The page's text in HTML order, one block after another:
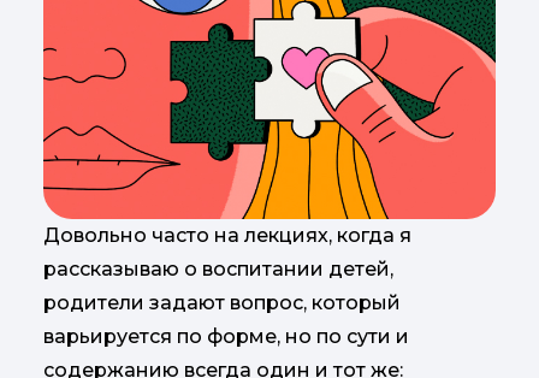
Довольно часто на лекциях, когда я
рассказываю о воспитании детей,
родители задают вопрос, который
варьируется по форме, но по сути и
содержанию всегда один и тот же: